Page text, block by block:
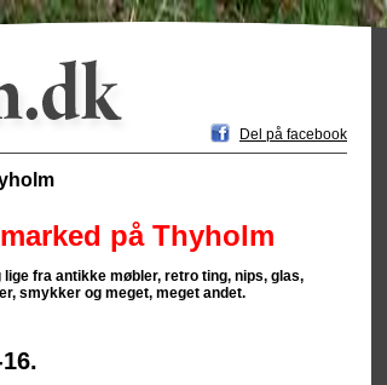
Del på facebook
på Thyholm
fra antikke møbler, retro ting, nips, glas,
smykker og meget, meget andet.